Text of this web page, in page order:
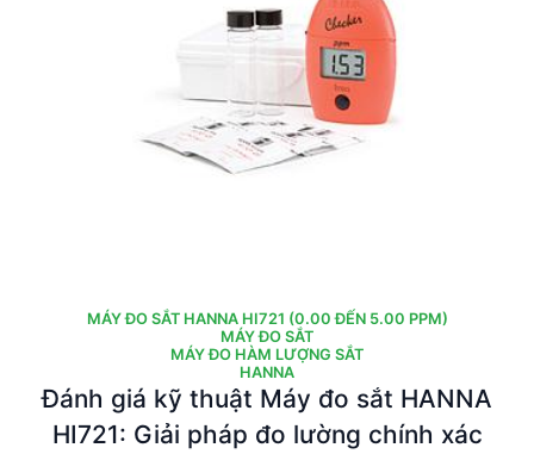
MÁY ĐO SẮT HANNA HI721 (0.00 ĐẾN 5.00 PPM)
MÁY ĐO SẮT
MÁY ĐO HÀM LƯỢNG SẮT
HANNA
Đánh giá kỹ thuật Máy đo sắt HANNA
HI721: Giải pháp đo lường chính xác